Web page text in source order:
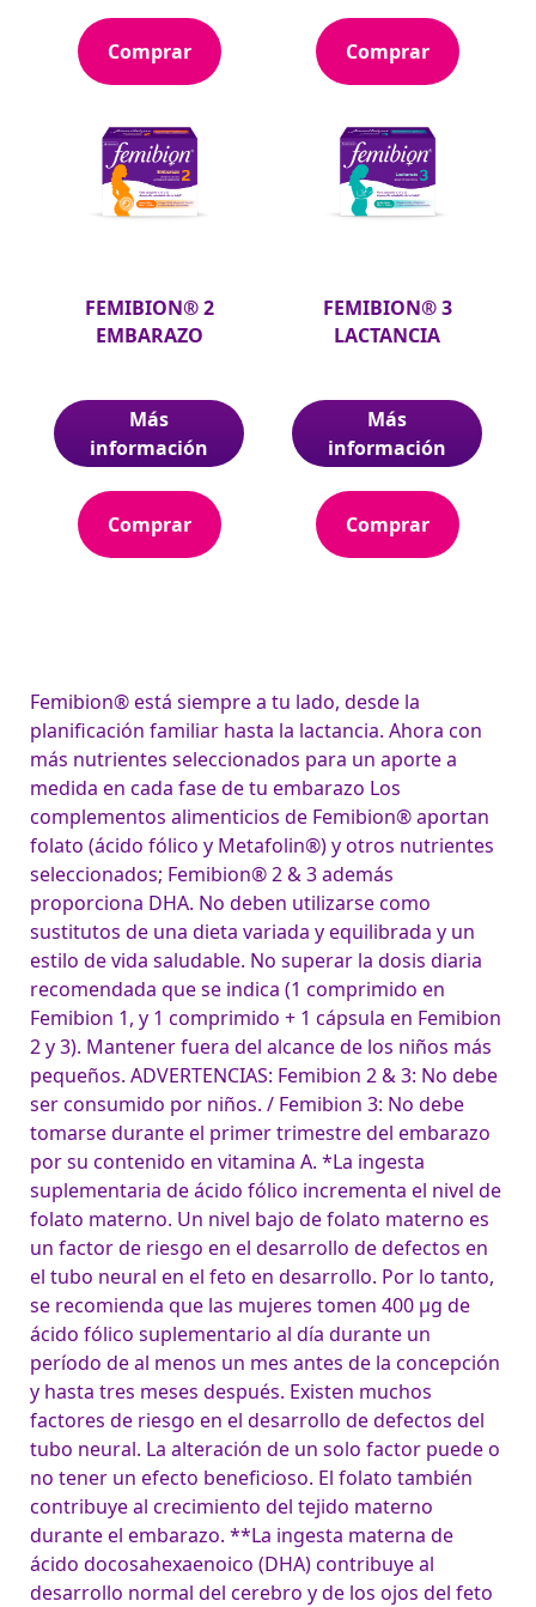
Comprar Comprar
FEMIBION® 2
EMBARAZO
Más
información
Comprar
FEMIBION® 3
LACTANCIA
Más
información
Comprar
Femibion® está siempre a tu lado, desde la
planificación familiar hasta la lactancia. Ahora con
más nutrientes seleccionados para un aporte a
medida en cada fase de tu embarazo Los
complementos alimenticios de Femibion® aportan
folato (ácido fólico y Metafolin®) y otros nutrientes
seleccionados; Femibion® 2 & 3 además
proporciona DHA. No deben utilizarse como
sustitutos de una dieta variada y equilibrada y un
estilo de vida saludable. No superar la dosis diaria
recomendada que se indica (1 comprimido en
Femibion 1, y 1 comprimido + 1 cápsula en Femibion
2 y 3). Mantener fuera del alcance de los niños más
pequeños. ADVERTENCIAS: Femibion 2 & 3: No debe
ser consumido por niños. / Femibion 3: No debe
tomarse durante el primer trimestre del embarazo
por su contenido en vitamina A. *La ingesta
suplementaria de ácido fólico incrementa el nivel de
folato materno. Un nivel bajo de folato materno es
un factor de riesgo en el desarrollo de defectos en
el tubo neural en el feto en desarrollo. Por lo tanto,
se recomienda que las mujeres tomen 400 µg de
ácido fólico suplementario al día durante un
período de al menos un mes antes de la concepción
y hasta tres meses después. Existen muchos
factores de riesgo en el desarrollo de defectos del
tubo neural. La alteración de un solo factor puede o
no tener un efecto beneficioso. El folato también
contribuye al crecimiento del tejido materno
durante el embarazo. **La ingesta materna de
ácido docosahexaenoico (DHA) contribuye al
desarrollo normal del cerebro y de los ojos del feto